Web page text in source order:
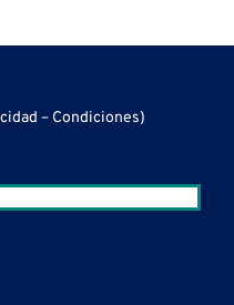
del
– Condiciones)